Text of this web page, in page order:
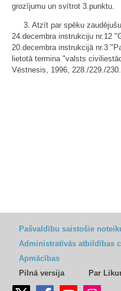
grozījumu un svītrot 3.punktu.
3. Atzīt par spēku
24.decembra instrukciju nr.12
20.decembra instrukcijā nr.3
lietotā termina "valsts
Vēstnesis, 1996, 228./229./
Pašvaldību saistošie
Administratīvās atbildības
Apmācības
Pilnā versija
Par